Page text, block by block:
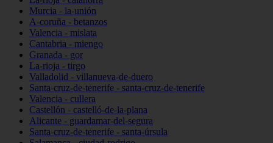
Murcia - la-unión
A-coruña - betanzos
Valencia - mislata
Cantabria - miengo
Granada - gor
La-rioja - tirgo
Valladolid - villanueva-de-duero
Santa-cruz-de-tenerife - santa-cruz-de-tenerife
Valencia - cullera
Castellón - castelló-de-la-plana
Alicante - guardamar-del-segura
Santa-cruz-de-tenerife - santa-úrsula